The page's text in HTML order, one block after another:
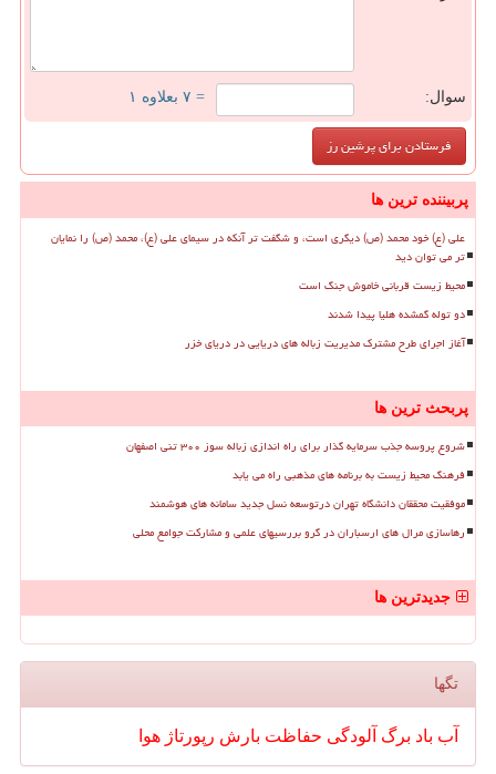
سوال: = ۷ بعلاوه ۱
پربیننده ترین ها
علی (ع) خود محمد (ص) دیگری است، و شگفت تر آنکه در سیمای علی (ع)، محمد (ص) را نمایان
تر می توان دید
محیط زیست قربانی خاموش جنگ است
دو توله گمشده هلیا پیدا شدند
آغاز اجرای طرح مشترک مدیریت زباله های دریایی در دریای خزر
پربحث ترین ها
شروع پروسه جذب سرمایه گذار برای راه اندازی زباله سوز ۳۰۰ تنی اصفهان
فرهنگ محیط زیست به برنامه های مذهبی راه می یابد
موفقیت محققان دانشگاه تهران درتوسعه نسل جدید سامانه های هوشمند
رهاسازی مرال های ارسباران در گرو بررسیهای علمی و مشارکت جوامع محلی
جدیدترین ها
تگها
آب باد برگ آلودگی حفاظت بارش رپورتاژ هوا